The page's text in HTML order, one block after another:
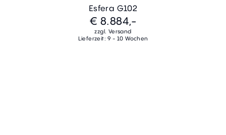
Esfera G102
€ 8.884,-
zzgl. Versand
Lieferzeit: 9 - 10 Wochen